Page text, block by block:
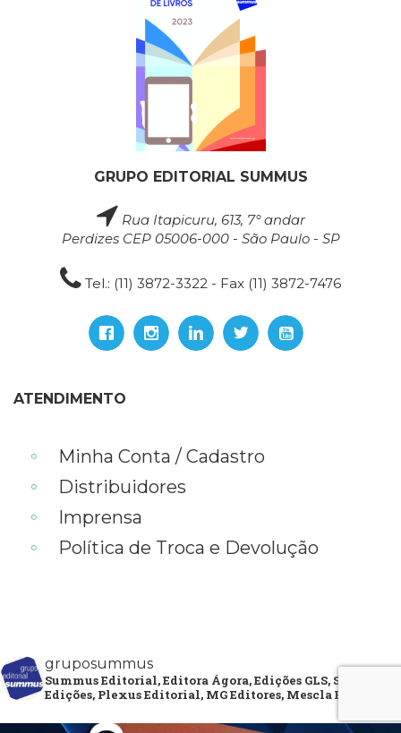
GRUPO EDITORIAL SUMMUS
Rua Itapicuru, 613, 7° andar
Perdizes CEP 05006-000 - São Paulo - SP
Tel.: (11) 3872-3322 - Fax (11) 3872-7476
ATENDIMENTO
Minha Conta / Cadastro
Distribuidores
Imprensa
Política de Troca e Devolução
gruposummus
Summus Editorial, Editora Ágora, Edições GLS, Selo Negro
Edições, Plexus Editorial, MG Editores, Mescla Editorial